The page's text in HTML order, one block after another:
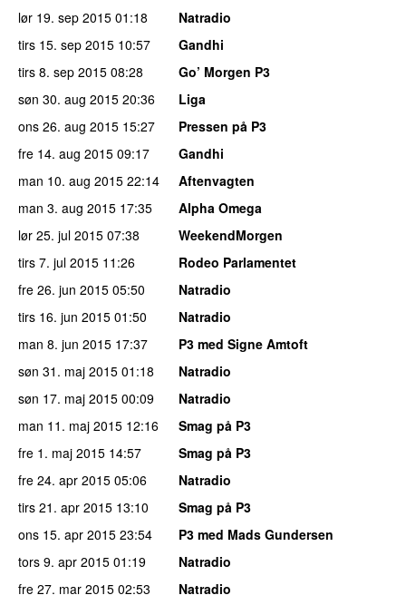
lør 19. sep 2015 01:18
Natradio
tirs 15. sep 2015 10:57
Gandhi
tirs 8. sep 2015 08:28
Go’ Morgen P3
søn 30. aug 2015 20:36
Liga
ons 26. aug 2015 15:27
Pressen på P3
fre 14. aug 2015 09:17
Gandhi
man 10. aug 2015 22:14
Aftenvagten
man 3. aug 2015 17:35
Alpha Omega
lør 25. jul 2015 07:38
WeekendMorgen
tirs 7. jul 2015 11:26
Rodeo Parlamentet
fre 26. jun 2015 05:50
Natradio
tirs 16. jun 2015 01:50
Natradio
man 8. jun 2015 17:37
P3 med Signe Amtoft
søn 31. maj 2015 01:18
Natradio
søn 17. maj 2015 00:09
Natradio
man 11. maj 2015 12:16
Smag på P3
fre 1. maj 2015 14:57
Smag på P3
fre 24. apr 2015 05:06
Natradio
tirs 21. apr 2015 13:10
Smag på P3
ons 15. apr 2015 23:54
P3 med Mads Gundersen
tors 9. apr 2015 01:19
Natradio
fre 27. mar 2015 02:53
Natradio